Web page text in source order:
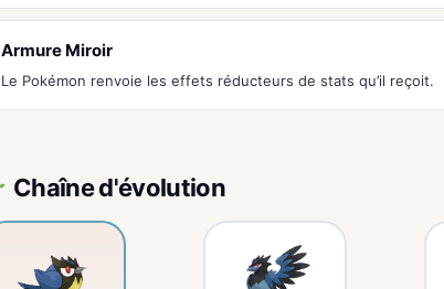
Armure Miroir
Le Pokémon renvoie les effets réducteurs de stats qu’il reçoit.
Chaîne d'évolution